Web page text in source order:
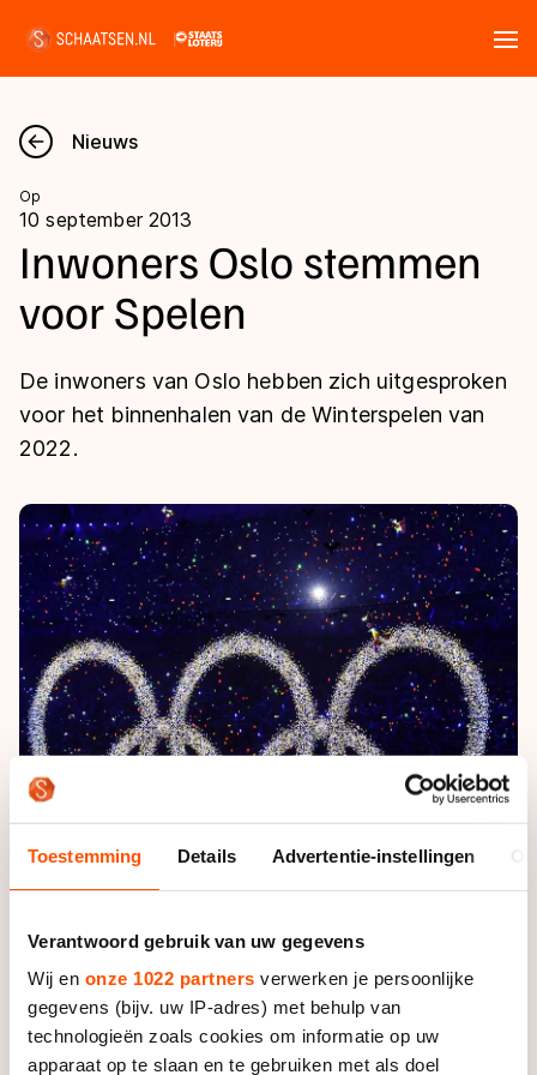
Toestemming Details Advertentie-instellingen
Verantwoord gebruik van uw gegevens
Wij en onze 1022 partners verwerken je persoonlijke
gegevens (bijv. uw IP-adres) met behulp van
technologieën zoals cookies om informatie op uw
apparaat op te slaan en te gebruiken met als doel
Nieuws
Kalender
Disciplines
Langebaan
Shorttrack
Kunstschaatsen
Schoonrijden
Natuurijs
Uitslagen
Langebaan
Marathon
Inlineskaten
Kunstschaatsen
Tijden & historie
Ranglijsten Langebaan
Persoonlijke records & tijden
Historie & statistiek
De weg op
Inschrijven wedstrijden
Algemene Nederlandse Schaatstijd
Deze zomer de weg op
Waar kan ik schaatsen en skaten?
Schaatsfans
Alles voor jou als schaatsfan
Evenementen
Tickets
Livestreams
Word schaatsfan!
Winacties
Olympische Spelen
Olympische Spelen
Medaille overzicht
Olympische uitslagen
Nieuws
Op
10 september 2013
Inwoners Oslo stemmen
voor Spelen
De inwoners van Oslo hebben zich uitgesproken
voor het binnenhalen van de Winterspelen van
2022.
Na het sluiten van de stembussen bleek 55 procent